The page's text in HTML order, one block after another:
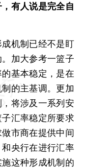
有人说是完全自
机制已经不是盯
加大参考一篮子
基本稳定，是在
的主基调。更加
将涉及一系列安
汇率稳定所要求
市商在提供中间
央行在进行汇率
这种形成机制的